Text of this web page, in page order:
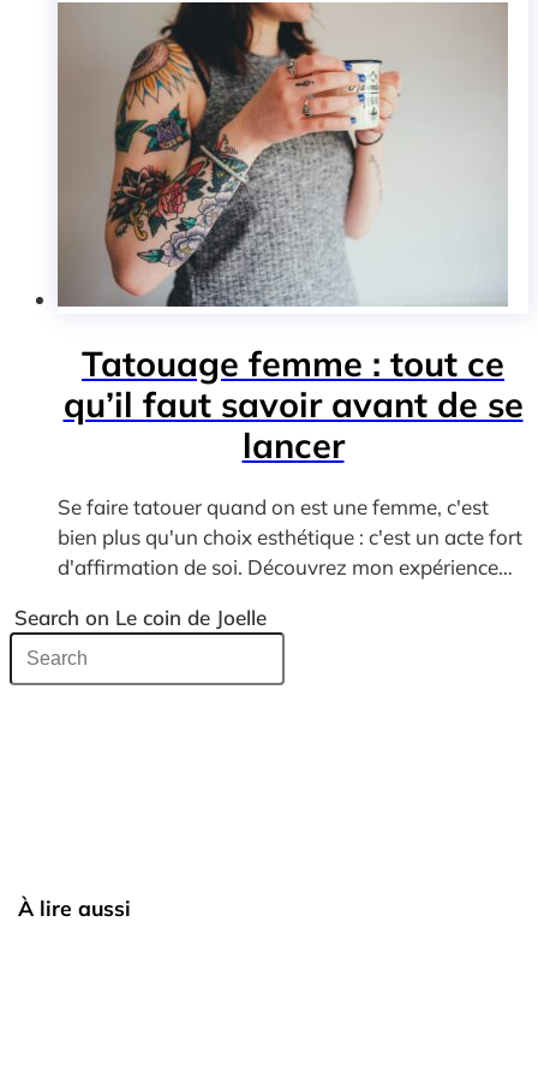
Tatouage femme : tout ce
qu’il faut savoir avant de se
lancer
Se faire tatouer quand on est une femme, c'est
bien plus qu'un choix esthétique : c'est un acte fort
d'affirmation de soi. Découvrez mon expérience…
Search on Le coin de Joelle
À lire aussi